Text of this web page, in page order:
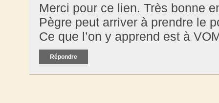
Merci pour ce lien. Très bonne
Pègre peut arriver à prendre le
Ce que l’on y apprend est à
Répondre